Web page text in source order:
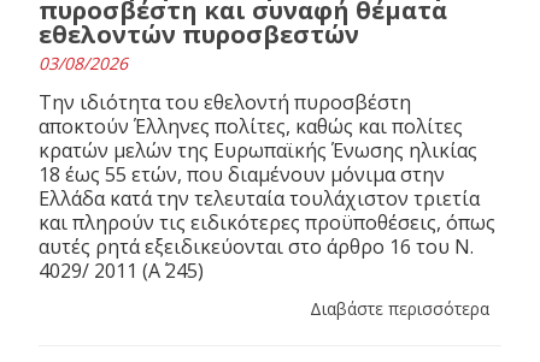
πυροσβέστη και συναφή θέματα
εθελοντών πυροσβεστών
03/08/2026
Την ιδιότητα του εθελοντή πυροσβέστη
αποκτούν Έλληνες πολίτες, καθώς και πολίτες
κρατών μελών της Ευρωπαϊκής Ένωσης ηλικίας
18 έως 55 ετών, που διαμένουν μόνιμα στην
Ελλάδα κατά την τελευταία τουλάχιστον τριετία
και πληρούν τις ειδικότερες προϋποθέσεις, όπως
αυτές ρητά εξειδικεύονται στο άρθρο 16 του N.
4029/ 2011 (Α΄ 245)
Διαβάστε περισσότερα